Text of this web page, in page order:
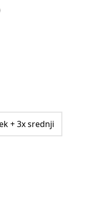
+ 3x srednji